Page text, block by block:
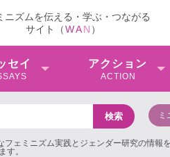
ニズムを伝える・学ぶ・つながる
サイト（WAN ）
セイ アクション
ACTION
ミ
ェミニズム実践とジェンダー研究の情報を
す。